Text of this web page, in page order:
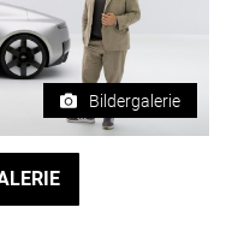
Bildergalerie